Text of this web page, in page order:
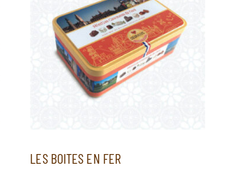
LES BOITES EN FER